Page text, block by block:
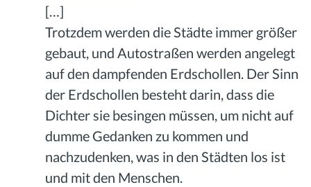
[…]
Trotzdem werden die Städte immer größer
gebaut, und Autostraßen werden angelegt
auf den dampfenden Erdschollen. Der Sinn
der Erdschollen besteht darin, dass die
Dichter sie besingen müssen, um nicht auf
dumme Gedanken zu kommen und
nachzudenken, was in den Städten los ist
und mit den Menschen.